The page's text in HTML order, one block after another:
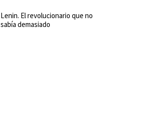
Lenin. El revolucionario que no
sabía demasiado